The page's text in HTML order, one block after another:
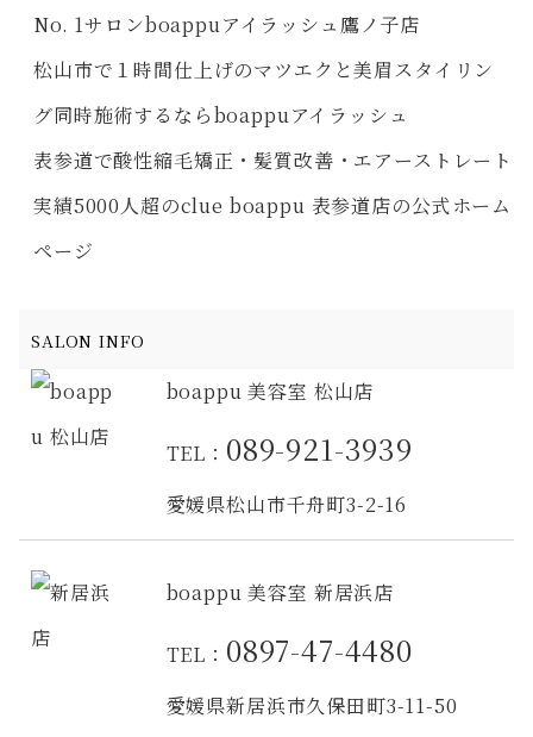
No. 1サロンboappuアイラッシュ鷹ノ子店
松山市で１時間仕上げのマツエクと美眉スタイリン
グ同時施術するならboappuアイラッシュ
表参道で酸性縮毛矯正・髪質改善・エアーストレート
実績5000人超のclue boappu 表参道店の公式ホーム
ページ
SALON INFO
boappu 美容室 松山店
TEL： 089-921-3939
愛媛県松山市千舟町3-2-16
boappu 美容室 新居浜店
TEL： 0897-47-4480
愛媛県新居浜市久保田町3-11-50